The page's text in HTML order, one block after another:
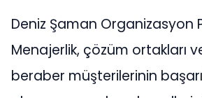
Deniz Şaman Organizasyon
Menajerlik, çözüm ortakları
beraber müşterilerinin